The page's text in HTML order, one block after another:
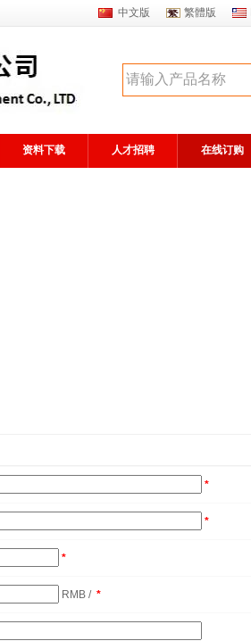
中文版 繁體版
资料下载 人才招聘 在线订购
*
*
*
RMB / *